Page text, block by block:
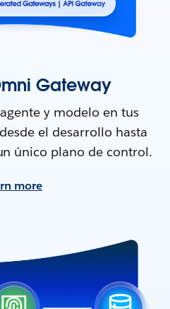
Gateway
y modelo en tus
el desarrollo hasta
único plano de control.
more